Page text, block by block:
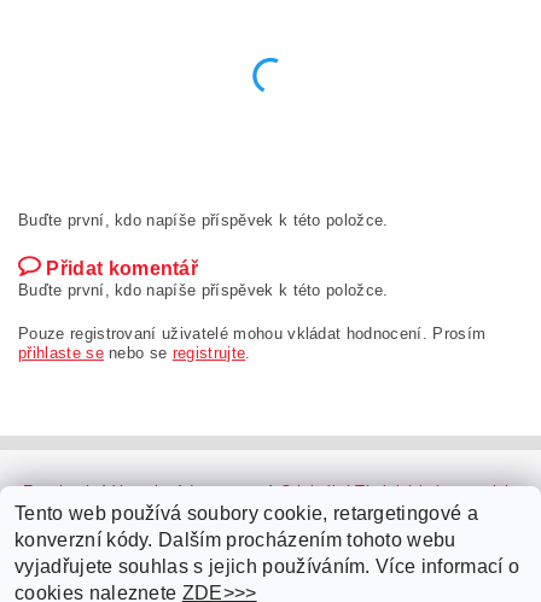
Buďte první, kdo napíše příspěvek k této položce.
Přidat komentář
Buďte první, kdo napíše příspěvek k této položce.
Pouze registrovaní uživatelé mohou vkládat hodnocení. Prosím
přihlaste senebo se registrujte.
Facebook | Youtube | Instagram | Originální Thajské krémy a oleje
| Platební brána ComGate
Tento web používá soubory cookie, retargetingové a
konverzní kódy. Dalším procházením tohoto webu
vyjadřujete souhlas s jejich používáním. Více informací o
cookies naleznete ZDE>>>